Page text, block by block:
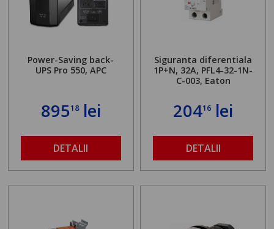
Power-Saving back-
UPS Pro 550, APC
89518lei
DETALII
Siguranta diferentiala
1P+N, 32A, PFL4-32-1N-
C-003, Eaton
20416 lei
DETALII